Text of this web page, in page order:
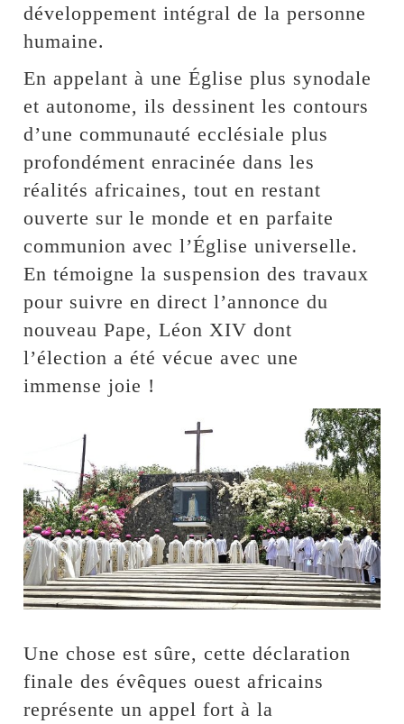
développement intégral de la personne
humaine.
En appelant à une Église plus synodale
et autonome, ils dessinent les contours
d’une communauté ecclésiale plus
profondément enracinée dans les
réalités africaines, tout en restant
ouverte sur le monde et en parfaite
communion avec l’Église universelle.
En témoigne la suspension des travaux
pour suivre en direct l’annonce du
nouveau Pape, Léon XIV dont
l’élection a été vécue avec une
immense joie !
Une chose est sûre, cette déclaration
finale des évêques ouest africains
représente un appel fort à la